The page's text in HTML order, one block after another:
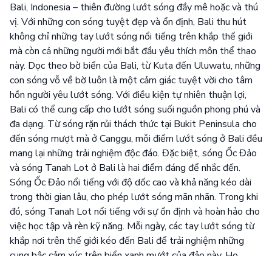
Bali, Indonesia – thiên đường lướt sóng đầy mê hoặc và thú
vị. Với những con sóng tuyệt đẹp và ổn định, Bali thu hút
không chỉ những tay lướt sóng nổi tiếng trên khắp thế giới
mà còn cả những người mới bắt đầu yêu thích môn thể thao
này. Dọc theo bờ biển của Bali, từ Kuta đến Uluwatu, những
con sóng vỗ về bờ luôn là một cảm giác tuyệt vời cho tâm
hồn người yêu lướt sóng. Với điều kiện tự nhiên thuận lợi,
Bali có thể cung cấp cho lướt sóng suối nguồn phong phú và
đa dạng. Từ sóng rặn rủi thách thức tại Bukit Peninsula cho
đến sóng mượt mà ở Canggu, mỗi điểm lướt sóng ở Bali đều
mang lại những trải nghiệm độc đáo. Đặc biệt, sóng Ốc Đảo
và sóng Tanah Lot ở Bali là hai điểm đáng để nhắc đến.
Sóng Ốc Đảo nổi tiếng với độ dốc cao và khả năng kéo dài
trong thời gian lâu, cho phép lướt sóng mãn nhãn. Trong khi
đó, sóng Tanah Lot nổi tiếng với sự ổn định và hoàn hảo cho
việc học tập và rèn kỹ năng. Mỗi ngày, các tay lướt sóng từ
khắp nơi trên thế giới kéo đến Bali để trải nghiệm những